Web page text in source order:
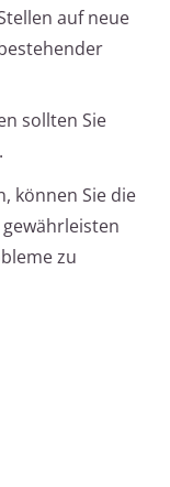
auf neue
sollten Sie
können Sie die
zu